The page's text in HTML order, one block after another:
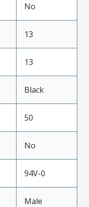
No
13
13
Black
50
No
94V-0
Male